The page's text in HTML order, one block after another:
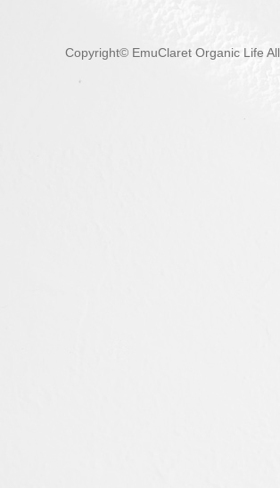
Copyright© EmuClaret Organic Life